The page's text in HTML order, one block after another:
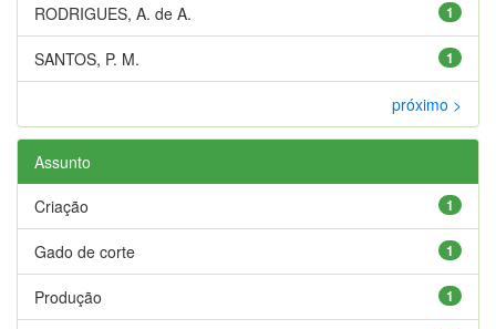
1
RODRIGUES, A. de A.
1
SANTOS, P. M.
próximo >
Assunto
1
Criação
1
Gado de corte
1
Produção